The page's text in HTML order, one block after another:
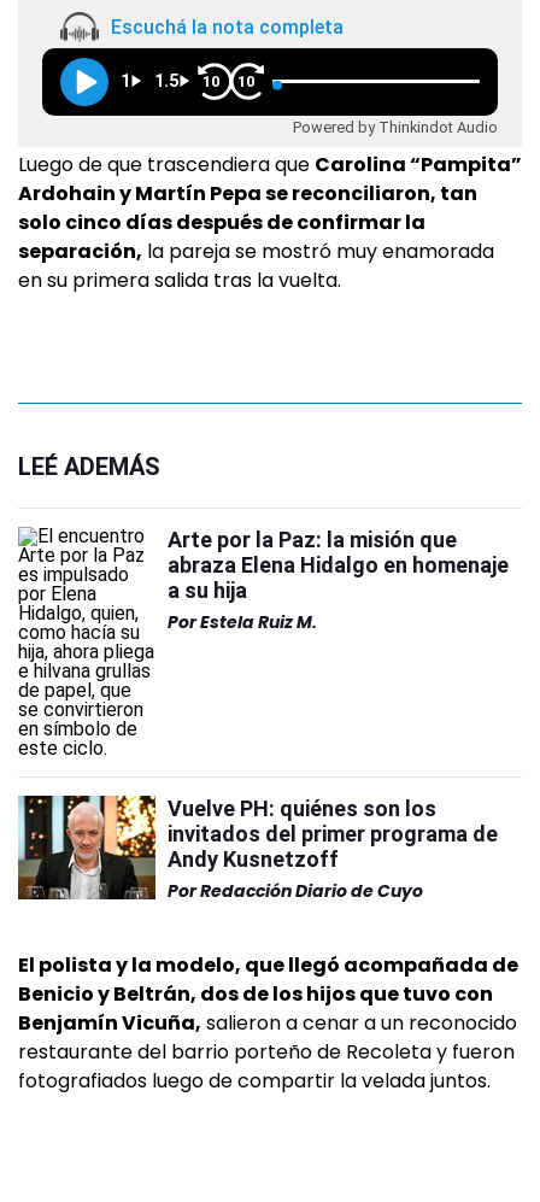
Escuchá la nota completa
1 1.5 10 10
Powered by Thinkindot Audio
Luego de que trascendiera que Carolina “Pampita”
Ardohain y Martín Pepa se reconciliaron, tan
solo cinco días después de confirmar la
separación, la pareja se mostró muy enamorada
en su primera salida tras la vuelta.
LEÉ ADEMÁS
Arte por la Paz: la misión que
abraza Elena Hidalgo en homenaje
a su hija
PorEstela Ruiz M.
Vuelve PH: quiénes son los
invitados del primer programa de
Andy Kusnetzoff
PorRedacción Diario de Cuyo
El polista y la modelo, que llegó acompañada de
Benicio y Beltrán, dos de los hijos que tuvo con
Benjamín Vicuña, salieron a cenar a un reconocido
restaurante del barrio porteño de Recoleta y fueron
fotografiados luego de compartir la velada juntos.